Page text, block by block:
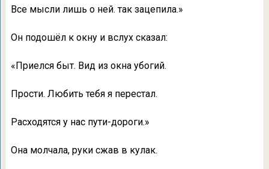
Все мысли лишь о ней. так зацепила.»
Он подошёл к окну и вслух сказал:
«Приелся быт. Вид из окна убогий.
Прости. Любить тебя я перестал.
Расходятся у нас пути-дороги.»
Она молчала, руки сжав в кулак.